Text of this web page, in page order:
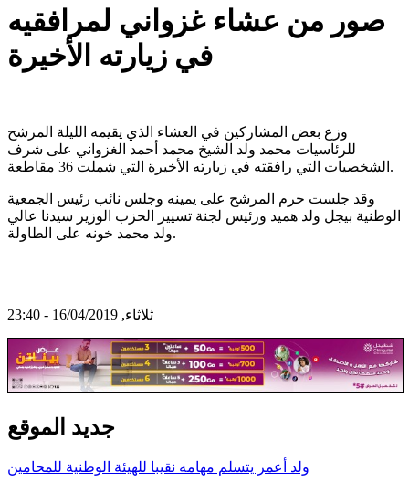
صور من عشاء غزواني لمرافقيه
في زيارته الأخيرة
وزع بعض المشاركين في العشاء الذي يقيمه الليلة المرشح
للرئاسيات محمد ولد الشيخ محمد أحمد الغزواني على شرف
الشخصيات التي رافقته في زيارته الأخيرة التي شملت 36 مقاطعة.
وقد جلست حرم المرشح على يمينه وجلس نائب رئيس الجمعية
الوطنية بيجل ولد هميد ورئيس لجنة تسيير الحزب الوزير سيدنا عالي
ولد محمد خونه على الطاولة.
ثلاثاء, 16/04/2019 - 23:40
جديد الموقع
ولد أعمر يتسلم مهامه نقيبا للهيئة الوطنية للمحامين